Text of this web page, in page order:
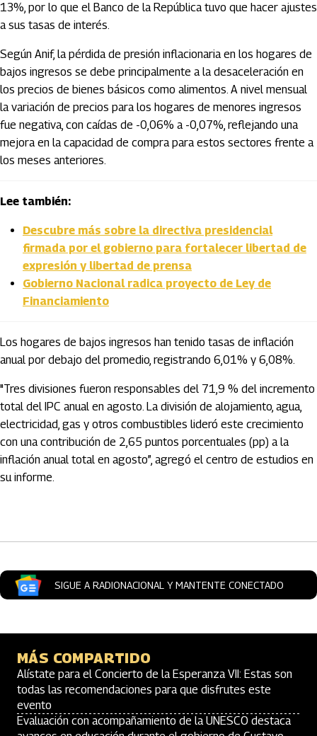
13%, por lo que el Banco de la República tuvo que hacer ajustes
a sus tasas de interés.
Según Anif, la pérdida de presión inflacionaria en los hogares de
bajos ingresos se debe principalmente a la desaceleración en
los precios de bienes básicos como alimentos. A nivel mensual
la variación de precios para los hogares de menores ingresos
fue negativa, con caídas de -0,06% a -0,07%, reflejando una
mejora en la capacidad de compra para estos sectores frente a
los meses anteriores.
Lee también:
Descubre más sobre la directiva presidencial
firmada por el gobierno para fortalecer libertad de
expresión y libertad de prensa
Gobierno Nacional radica proyecto de Ley de
Financiamiento
Los hogares de bajos ingresos han tenido tasas de inflación
anual por debajo del promedio, registrando 6,01% y 6,08%.
"Tres divisiones fueron responsables del 71,9 % del incremento
total del IPC anual en agosto. La división de alojamiento, agua,
electricidad, gas y otros combustibles lideró este crecimiento
con una contribución de 2,65 puntos porcentuales (pp) a la
inflación anual total en agosto”, agregó el centro de estudios en
su informe.
SIGUE A RADIONACIONAL Y MANTENTE CONECTADO
MÁS COMPARTIDO
Alístate para el Concierto de la Esperanza VII: Estas son
todas las recomendaciones para que disfrutes este
evento
Evaluación con acompañamiento de la UNESCO destaca